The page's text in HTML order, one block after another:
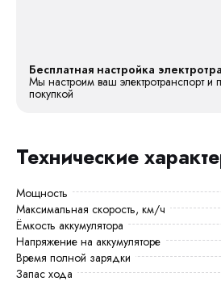
Бесплатная настройка
Мы настроим ваш электротранспорт и
покупкой
Технические
Мощность
Максимальная скорость, км/ч
Ёмкость аккумулятора
Напряжение на аккумуляторе
Время полной зарядки
Запас хода